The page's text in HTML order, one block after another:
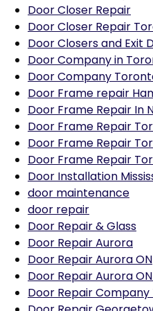
Door Closer Repair
Door Closer Repair
Door Closers and Exit
Door Company in
Door Company
Door Frame repair
Door Frame Repair In
Door Frame Repair
Door Frame Repair
Door Frame Repair
Door Installation
door maintenance
door repair
Door Repair & Glass
Door Repair Aurora
Door Repair Aurora ON
Door Repair Aurora
Door Repair